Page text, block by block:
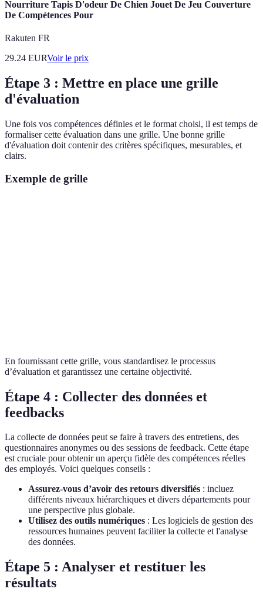
Nourriture Tapis D'odeur De Chien Jouet De Jeu Couverture
De Compétences Pour
Rakuten FR
29.24 EURVoir le prix
Étape 3 : Mettre en place une grille
d'évaluation
Une fois vos compétences définies et le format choisi, il est temps de
formaliser cette évaluation dans une grille. Une bonne grille
d'évaluation doit contenir des critères spécifiques, mesurables, et
clairs.
Exemple de grille
En fournissant cette grille, vous standardisez le processus
d’évaluation et garantissez une certaine objectivité.
Étape 4 : Collecter des données et
feedbacks
La collecte de données peut se faire à travers des entretiens, des
questionnaires anonymes ou des sessions de feedback. Cette étape
est cruciale pour obtenir un aperçu fidèle des compétences réelles
des employés. Voici quelques conseils :
Assurez-vous d’avoir des retours diversifiés : incluez
différents niveaux hiérarchiques et divers départements pour
une perspective plus globale.
Utilisez des outils numériques : Les logiciels de gestion des
ressources humaines peuvent faciliter la collecte et l'analyse
des données.
Étape 5 : Analyser et restituer les
résultats